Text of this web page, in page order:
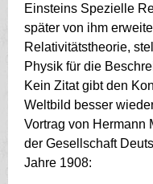
Einsteins Spezielle
später von ihm
Relativitätstheorie,
Physik für die
Kein Zitat gibt den
Weltbild besser
Vortrag von Hermann
der Gesellschaft
Jahre 1908: